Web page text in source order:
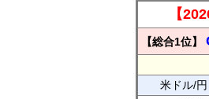
【
【総合1位】
米ドル/